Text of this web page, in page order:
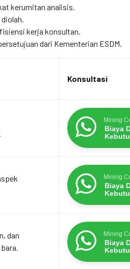
kerumitan analisis.
kerja konsultan.
dari Kementerian ESDM.
Konsultasi
Mining
Biaya
Mining
Biaya
dan
Mining
Biaya